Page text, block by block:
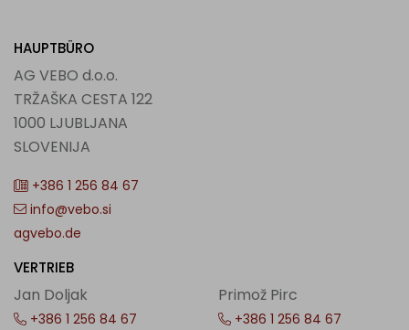
HAUPTBÜRO
AG VEBO d.o.o.
TRŽAŠKA CESTA 122
1000 LJUBLJANA
SLOVENIJA
+386 1 256 84 67
info@vebo.si
agvebo.de
VERTRIEB
Jan Doljak
+386 1 256 84 67
Primož Pirc
+386 1 256 84 67